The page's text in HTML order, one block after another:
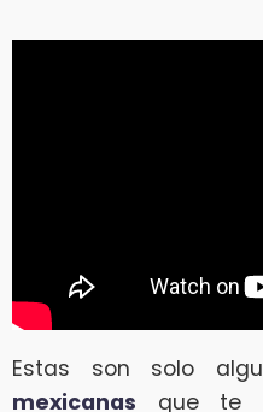
Estas son solo
mexicanas que te